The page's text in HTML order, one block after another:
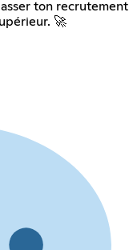
ton recrutement
🚀